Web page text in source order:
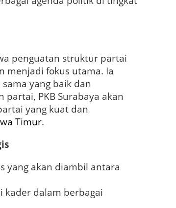
penguatan struktur partai
menjadi fokus utama. Ia
sama yang baik dan
PKB Surabaya akan
yang kuat dan
Timur.
yang akan diambil antara
kader dalam berbagai